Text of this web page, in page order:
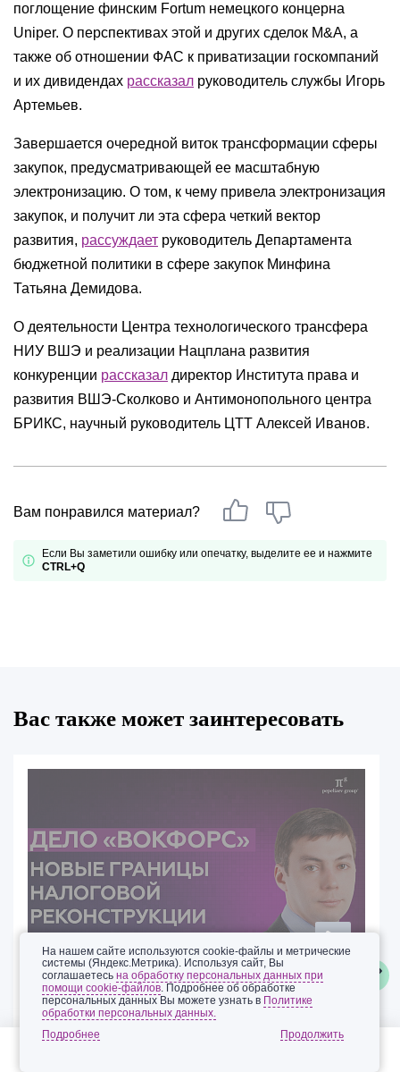
поглощение финским Fortum немецкого концерна
Uniper. О перспективах этой и других сделок M&A, а
также об отношении ФАС к приватизации госкомпаний
и их дивидендах рассказал руководитель службы Игорь
Артемьев.
Завершается очередной виток трансформации сферы
закупок, предусматривающей ее масштабную
электронизацию. О том, к чему привела электронизация
закупок, и получит ли эта сфера четкий вектор
развития, рассуждает руководитель Департамента
бюджетной политики в сфере закупок Минфина
Татьяна Демидова.
О деятельности Центра технологического трансфера
НИУ ВШЭ и реализации Нацплана развития
конкуренции рассказал директор Института права и
развития ВШЭ-Сколково и Антимонопольного центра
БРИКС, научный руководитель ЦТТ Алексей Иванов.
Вам понравился материал?
Если Вы заметили ошибку или опечатку, выделите ее и нажмите
CTRL+Q
Вас также может заинтересовать
07.08.2026
Дело «Вокфорс»: новые границы налоговой
реконструкции. Рустам Галияхметов
На нашем сайте используются cookie-файлы и метрические
системы (Яндекс.Метрика). Используя сайт, Вы
соглашаетесьна обработку персональных данных при
помощи cookie-файлов. Подробнее об обработке
персональных данных Вы можете узнать в Политике
обработки персональных данных.
Подробнее